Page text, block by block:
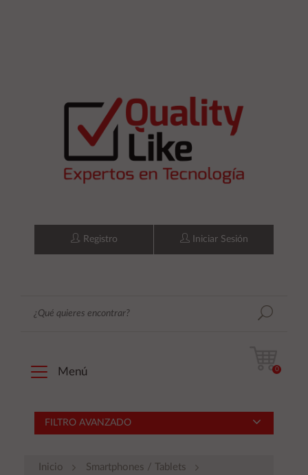
Registro Iniciar Sesión
Menú 0
FILTRO AVANZADO
Inicio
Smartphones / Tablets